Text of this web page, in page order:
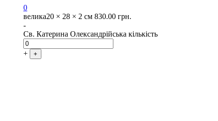
0
велика20 × 28 × 2 см 830.00 грн.
-
Св. Катерина Олександрійська кількість
+ +